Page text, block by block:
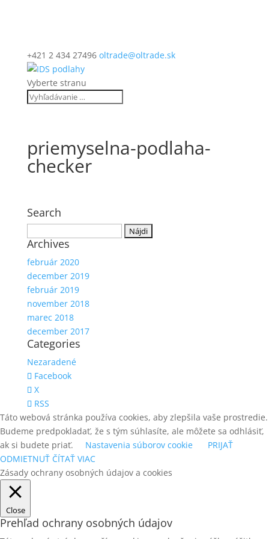
+421 2 434 27496 oltrade@oltrade.sk
Vyberte stranu
priemyselna-podlaha-
checker
Search
Archives
február 2020
december 2019
február 2019
november 2018
marec 2018
december 2017
Categories
Nezaradené
Facebook
X
RSS
Táto webová stránka používa cookies, aby zlepšila vaše prostredie.
Budeme predpokladať, že s tým súhlasíte, ale môžete sa odhlásiť,
ak si budete priať.
Nastavenia súborov cookie
PRIJAŤ
ODMIETNUŤ ČÍTAŤ VIAC
Zásady ochrany osobných údajov a cookies
Close
Prehľad ochrany osobných údajov